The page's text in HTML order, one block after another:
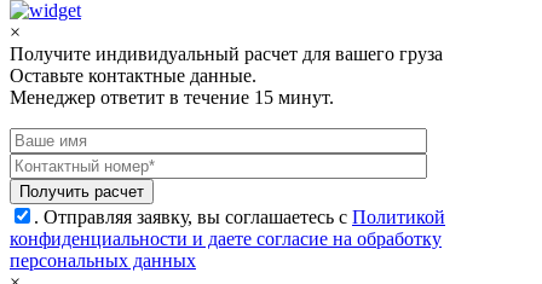
×
Получите индивидуальный расчет для вашего груза
Оставьте контактные данные.
Менеджер ответит в течение 15 минут.
. Отправляя заявку, вы соглашаетесь с Политикой
конфиденциальности и даете согласие на обработку
персональных данных